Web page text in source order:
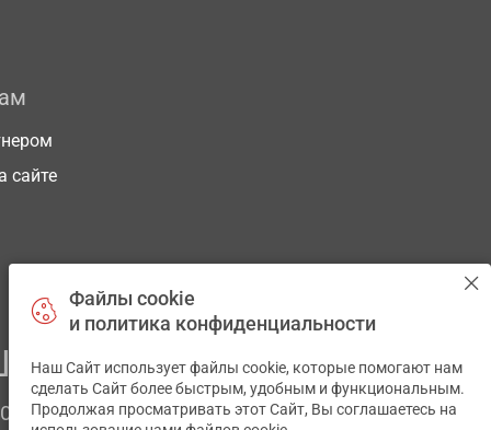
сайте
ЗДОРОВЬЯ
Файлы cookie
и политика конфиденциальности
Наш Сайт использует файлы cookie, которые помогают нам
сделать Сайт более быстрым, удобным и функциональным.
Продолжая просматривать этот Сайт, Вы соглашаетесь на
✕